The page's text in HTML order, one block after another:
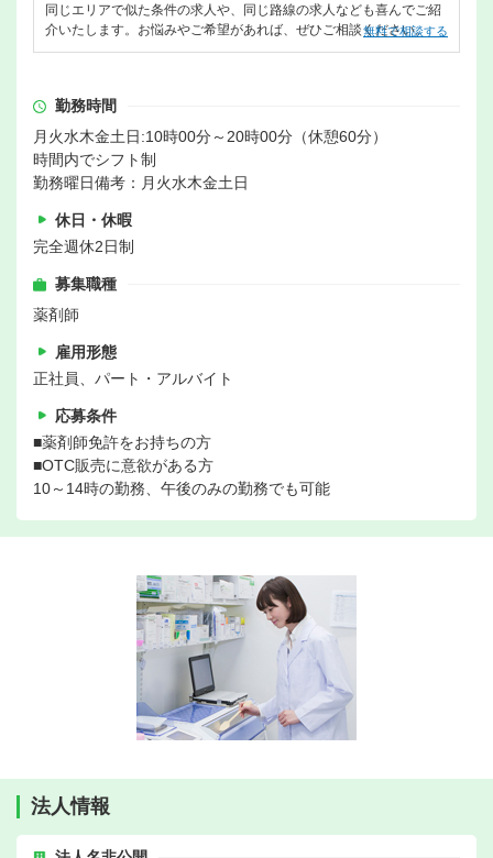
同じエリアで似た条件の求人や、同じ路線の求人なども喜んでご紹
介いたします。お悩みやご希望があれば、ぜひご相談ください。
無料で相談する
勤務時間
月火水木金土日:10時00分～20時00分（休憩60分）
時間内でシフト制
勤務曜日備考：月火水木金土日
休日・休暇
完全週休2日制
募集職種
薬剤師
雇用形態
正社員、パート・アルバイト
応募条件
■薬剤師免許をお持ちの方
■OTC販売に意欲がある方
10～14時の勤務、午後のみの勤務でも可能
法人情報